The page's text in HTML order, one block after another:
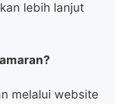
lebih lanjut
melalui website